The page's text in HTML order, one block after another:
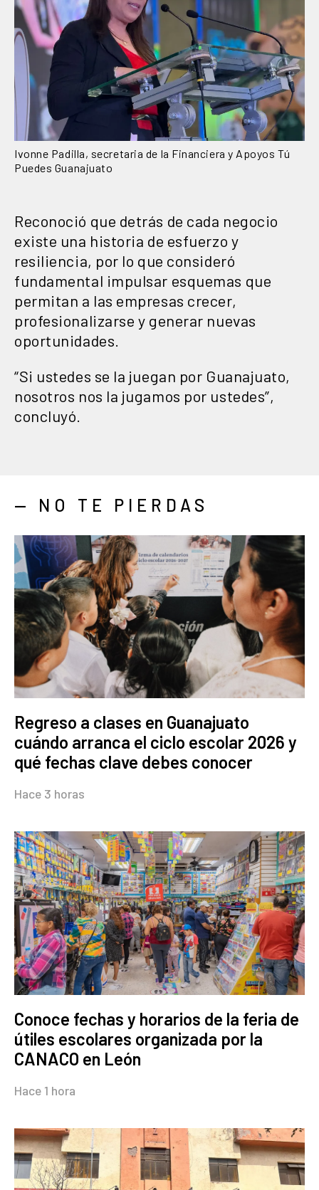
Ivonne Padilla, secretaria de la Financiera y Apoyos Tú
Puedes Guanajuato
Reconoció que detrás de cada negocio
existe una historia de esfuerzo y
resiliencia, por lo que consideró
fundamental impulsar esquemas que
permitan a las empresas crecer,
profesionalizarse y generar nuevas
oportunidades.
“Si ustedes se la juegan por Guanajuato,
nosotros nos la jugamos por ustedes”,
concluyó.
— NO TE PIERDAS
Regreso a clases en Guanajuato
cuándo arranca el ciclo escolar 2026 y
qué fechas clave debes conocer
Hace 3 horas
Conoce fechas y horarios de la feria de
útiles escolares organizada por la
CANACO en León
Hace 1 hora